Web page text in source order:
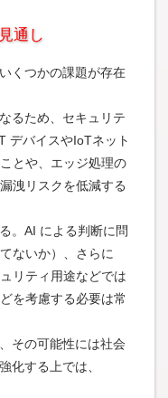
通し
くつかの課題が存在
るため、セキュリテ
デバイスやIoTネット
とや、エッジ処理の
洩リスクを低減する
。AI による判断に問
ないか）、さらに
リティ用途などでは
を考慮する必要は常
その可能性には社会
化する上では、